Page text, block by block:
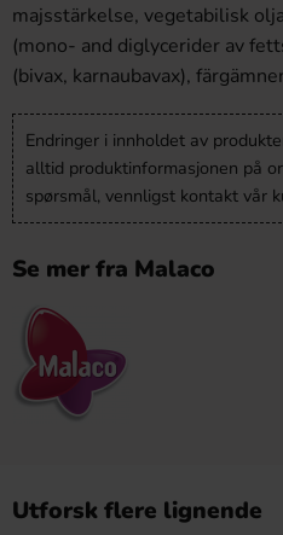
majsstärkelse, vegetabilisk
(mono- and diglycerider av
(bivax, karnaubavax),
Endringer i innholdet av
alltid produktinformasjonen på
spørsmål, vennligst kontakt vår
Se mer fra Malaco
Utforsk flere lignende